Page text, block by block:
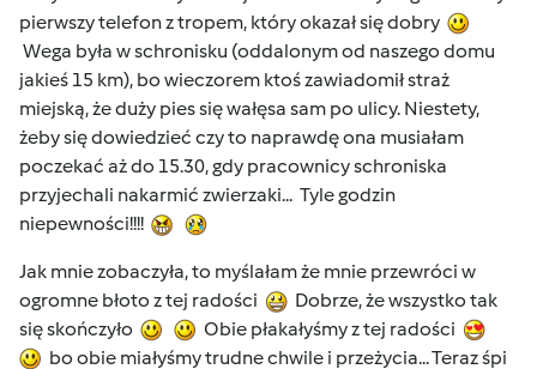
pierwszy telefon z tropem, który okazał się dobry
Wega była w schronisku (oddalonym od naszego domu
jakieś 15 km), bo wieczorem ktoś zawiadomił straż
miejską, że duży pies się wałęsa sam po ulicy. Niestety,
żeby się dowiedzieć czy to naprawdę ona musiałam
poczekać aż do 15.30, gdy pracownicy schroniska
przyjechali nakarmić zwierzaki... Tyle godzin
niepewności!!!!
Jak mnie zobaczyła, to myślałam że mnie przewróci w
ogromne błoto z tej radości
Dobrze, że wszystko tak
się skończyło
Obie płakałyśmy z tej radości
bo obie miałyśmy trudne chwile i przeżycia... Teraz śpi